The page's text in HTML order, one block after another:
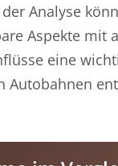
Analyse
Aspekte mit
eine